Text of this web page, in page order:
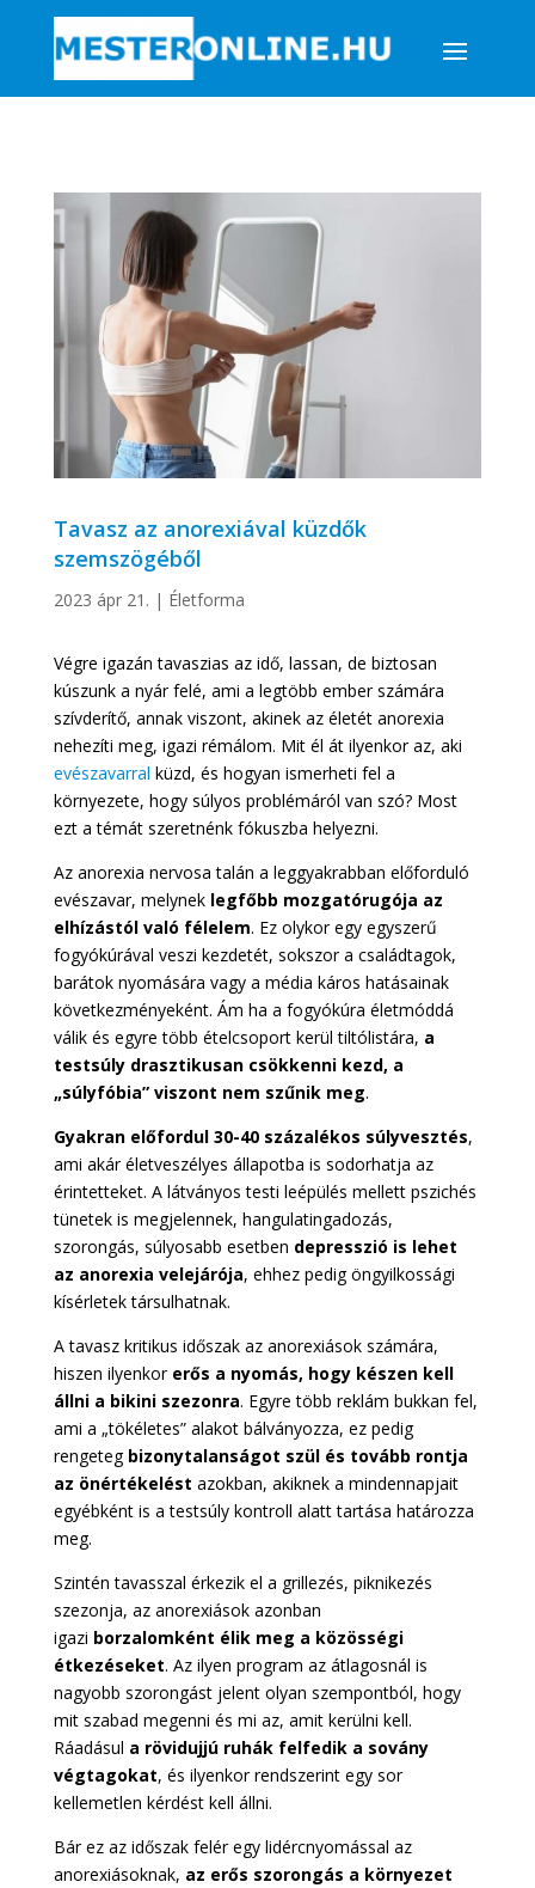
Tavasz az anorexiával küzdők
szemszögéből
2023 ápr 21. | Életforma
Végre igazán tavaszias az idő, lassan, de biztosan
kúszunk a nyár felé, ami a legtöbb ember számára
szívderítő, annak viszont, akinek az életét anorexia
nehezíti meg, igazi rémálom. Mit él át ilyenkor az, aki
evészavarral küzd, és hogyan ismerheti fel a
környezete, hogy súlyos problémáról van szó? Most
ezt a témát szeretnénk fókuszba helyezni.
Az anorexia nervosa talán a leggyakrabban előforduló
evészavar, melynek legfőbb mozgatórugója az
elhízástól való félelem. Ez olykor egy egyszerű
fogyókúrával veszi kezdetét, sokszor a családtagok,
barátok nyomására vagy a média káros hatásainak
következményeként. Ám ha a fogyókúra életmóddá
válik és egyre több ételcsoport kerül tiltólistára, a
testsúly drasztikusan csökkenni kezd, a
„súlyfóbia” viszont nem szűnik meg.
Gyakran előfordul 30-40 százalékos súlyvesztés,
ami akár életveszélyes állapotba is sodorhatja az
érintetteket. A látványos testi leépülés mellett pszichés
tünetek is megjelennek, hangulatingadozás,
szorongás, súlyosabb esetben depresszió is lehet
az anorexia velejárója, ehhez pedig öngyilkossági
kísérletek társulhatnak.
A tavasz kritikus időszak az anorexiások számára,
hiszen ilyenkor erős a nyomás, hogy készen kell
állni a bikini szezonra. Egyre több reklám bukkan fel,
ami a „tökéletes” alakot bálványozza, ez pedig
rengeteg bizonytalanságot szül és tovább rontja
az önértékelést azokban, akiknek a mindennapjait
egyébként is a testsúly kontroll alatt tartása határozza
meg.
Szintén tavasszal érkezik el a grillezés, piknikezés
szezonja, az anorexiások azonban
igazi borzalomként élik meg a közösségi
étkezéseket. Az ilyen program az átlagosnál is
nagyobb szorongást jelent olyan szempontból, hogy
mit szabad megenni és mi az, amit kerülni kell.
Ráadásul a rövidujjú ruhák felfedik a sovány
végtagokat, és ilyenkor rendszerint egy sor
kellemetlen kérdést kell állni.
Bár ez az időszak felér egy lidércnyomással az
anorexiásoknak, az erős szorongás a környezet